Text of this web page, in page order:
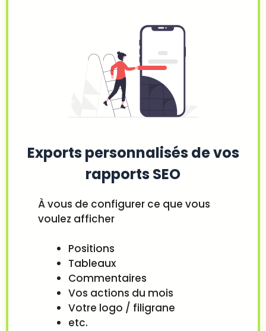
Exports personnalisés de vos
rapports SEO
À vous de configurer ce que vous
voulez afficher
Positions
Tableaux
Commentaires
Vos actions du mois
Votre logo / filigrane
etc.